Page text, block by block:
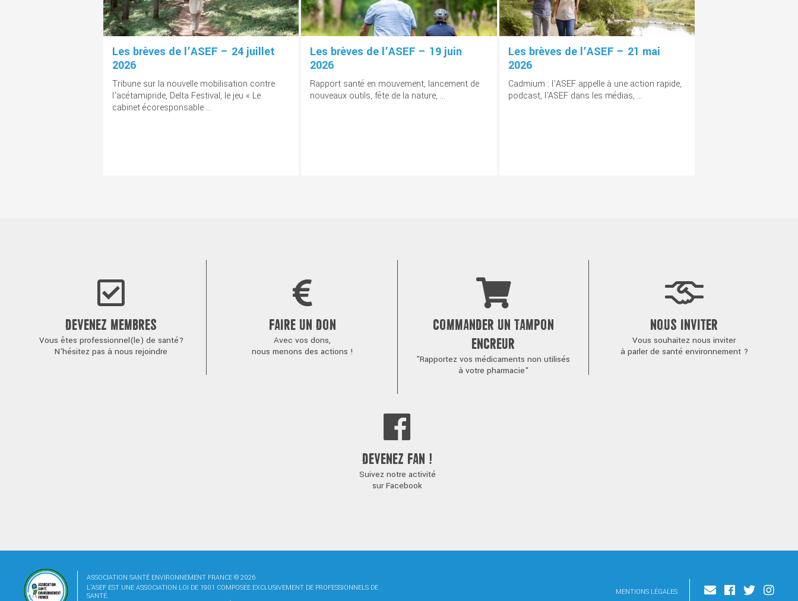
Les brèves de l’ASEF – 24 juillet
2026
Tribune sur la nouvelle mobilisation contre
l'acétamipride, Delta Festival, le jeu « Le
cabinet écoresponsable ...
Les brèves de l’ASEF – 19 juin
2026
Rapport santé en mouvement, lancement de
nouveaux outils, fête de la nature, ...
Les brèves de l’ASEF – 21 mai
2026
Cadmium : l’ASEF appelle à une action rapide,
podcast, l'ASEF dans les médias, ...
DEVENEZ MEMBRES
Vous êtes professionnel(le) de santé?
N'hésitez pas à nous rejoindre
FAIRE UN DON
Avec vos dons,
nous menons des actions !
COMMANDER UN TAMPON
ENCREUR
"Rapportez vos médicaments non utilisés
à votre pharmacie"
NOUS INVITER
Vous souhaitez nous inviter
à parler de santé environnement ?
DEVENEZ FAN !
Suivez notre activité
sur Facebook
ASSOCIATION SANTÉ ENVIRONNEMENT FRANCE © 2026
L'ASEF EST UNE ASSOCIATION LOI DE 1901 COMPOSÉE EXCLUSIVEMENT DE PROFESSIONNELS DE
SANTÉ.
MENTIONS LÉGALES